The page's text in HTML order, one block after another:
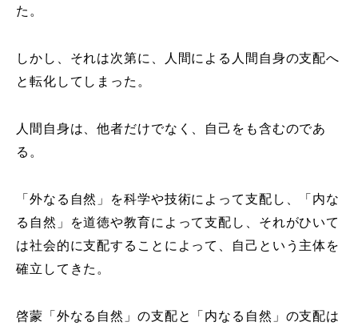
た。
しかし、それは次第に、人間による人間自身の支配へ
と転化してしまった。
人間自身は、他者だけでなく、自己をも含むのであ
る。
「外なる自然」を科学や技術によって支配し、「内な
る自然」を道徳や教育によって支配し、それがひいて
は社会的に支配することによって、自己という主体を
確立してきた。
啓蒙「外なる自然」の支配と「内なる自然」の支配は